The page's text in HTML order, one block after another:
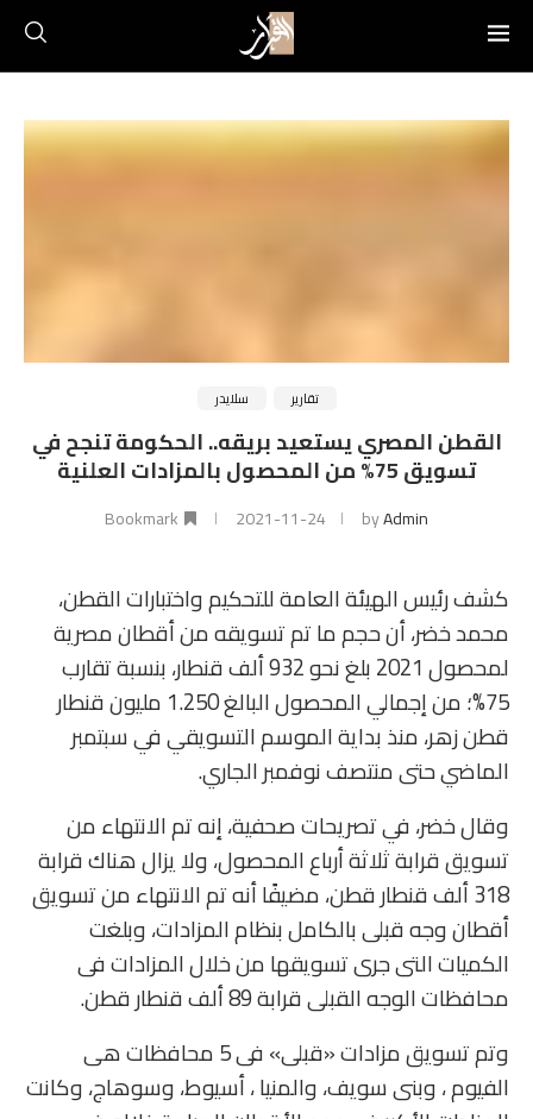
تقارير سلايدر
القطن المصري يستعيد بريقه.. الحكومة تنجح في
تسويق 75% من المحصول بالمزادات العلنية
byAdmin
2021-11-24
Bookmark
كشف رئيس الهيئة العامة للتحكيم واختبارات القطن،
محمد خضر، أن حجم ما تم تسويقه من أقطان مصرية
لمحصول 2021 بلغ نحو 932 ألف قنطار، بنسبة تقارب
75%؛ من إجمالي المحصول البالغ 1.250 مليون قنطار
قطن زهر، منذ بداية الموسم التسويقي في سبتمبر
الماضي حتى منتصف نوفمبر الجاري.
وقال خضر، في تصريحات صحفية، إنه تم الانتهاء من
تسويق قرابة ثلاثة أرباع المحصول، ولا يزال هناك قرابة
318 ألف قنطار قطن، مضيفًا أنه تم الانتهاء من تسويق
أقطان وجه قبلى بالكامل بنظام المزادات، وبلغت
الكميات التى جرى تسويقها من خلال المزادات فى
محافظات الوجه القبلى قرابة 89 ألف قنطار قطن.
وتم تسويق مزادات «قبلى» فى 5 محافظات هى
الفيوم ، وبنى سويف، والمنيا ، أسيوط، وسوهاج، وكانت